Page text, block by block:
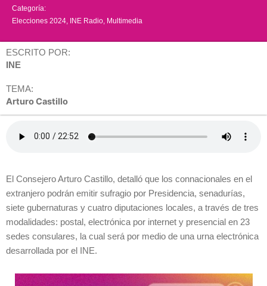
Categoría:
Elecciones 2024 INE Radio Multimedia
ESCRITO POR:
INE
TEMA:
Arturo Castillo
El Consejero Arturo Castillo, detalló que los connacionales en el
extranjero podrán emitir sufragio por Presidencia, senadurías,
siete gubernaturas y cuatro diputaciones locales, a través de tres
modalidades: postal, electrónica por internet y presencial en 23
sedes consulares, la cual será por medio de una urna electrónica
desarrollada por el INE.